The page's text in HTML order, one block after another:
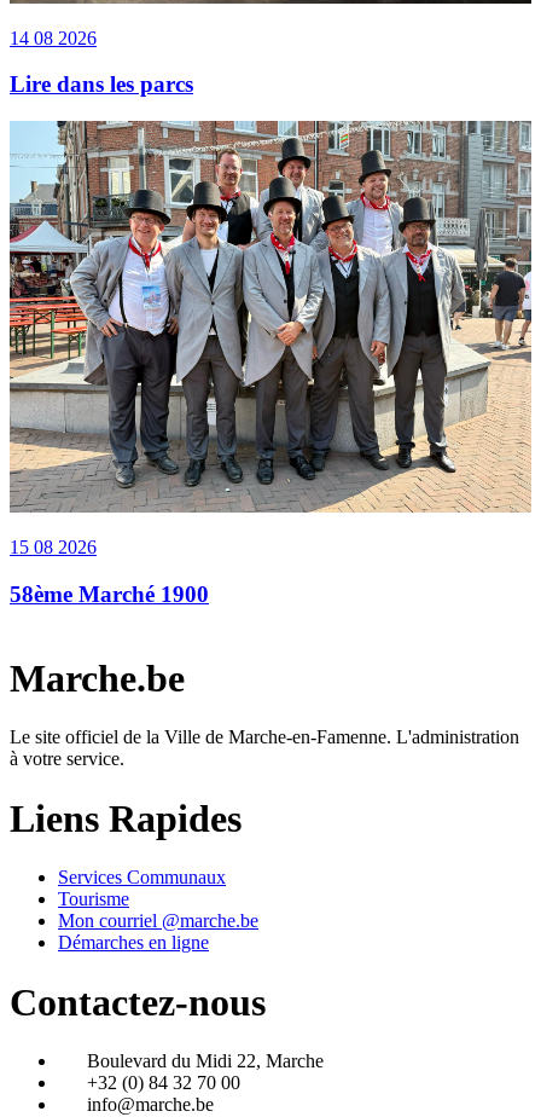
14 08 2026
Lire dans les parcs
15 08 2026
58ème Marché 1900
Marche.be
Le site officiel de la Ville de Marche-en-Famenne. L'administration
à votre service.
Liens Rapides
Services Communaux
Tourisme
Mon courriel @marche.be
Démarches en ligne
Contactez-nous
Boulevard du Midi 22, Marche
+32 (0) 84 32 70 00
info@marche.be